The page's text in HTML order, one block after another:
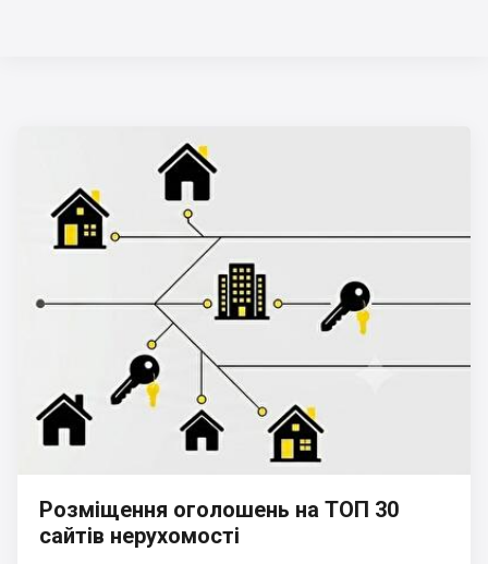
Розміщення оголошень на ТОП 30
сайтів нерухомості